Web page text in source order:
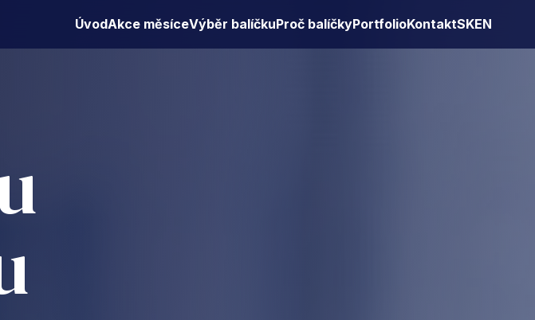
ÚvodAkce měsíceVýběr balíčkuProč balíčkyPortfolioKontaktSKEN